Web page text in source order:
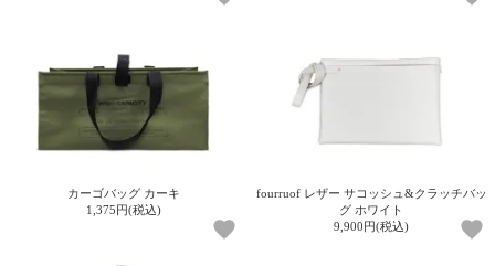
カーゴバッグ カーキ
1,375円(税込)
fourruof レザー サコッシュ&クラッチバッ
グ ホワイト
9,900円(税込)